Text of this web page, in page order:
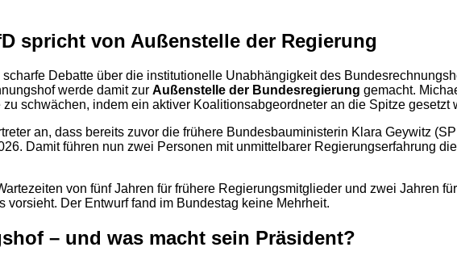
spricht von Außenstelle der Regierung
Debatte über die institutionelle Unabhängigkeit des
werde damit zur Außenstelle der Bundesregierung gemacht.
schwächen, indem ein aktiver Koalitionsabgeordneter an die Spitze gesetzt
an, dass bereits zuvor die frühere Bundesbauministerin Klara Geywitz
Damit führen nun zwei Personen mit unmittelbarer Regierungserfahrung
von fünf Jahren für frühere Regierungsmitglieder und zwei Jahren
Der Entwurf fand im Bundestag keine Mehrheit.
– und was macht sein Präsident?
2